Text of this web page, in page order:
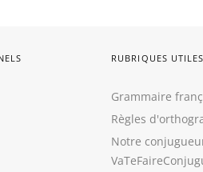
RUBRIQUES UTILES
Grammaire
Règles
Notre